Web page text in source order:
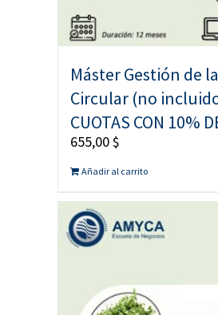
Máster Gestión de
Circular (no
CUOTAS CON 10%
655,00$
Añadir al carrito